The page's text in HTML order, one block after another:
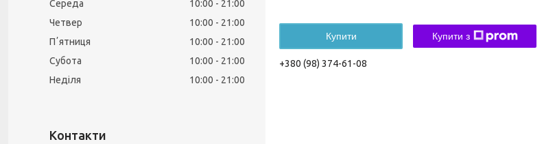
Купити Купити з
+380 (98) 374-61-08
Середа
10:00
21:00
Четвер
10:00
21:00
Пʼятниця
10:00
21:00
Субота
10:00
21:00
Неділя
10:00 21:00